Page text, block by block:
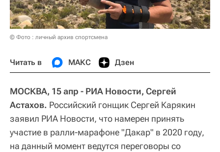
© Фото : личный архив спортсмена
Читать в МАКС Дзен
МОСКВА, 15 апр - РИА Новости, Сергей
Астахов. Российский гонщик Сергей Карякин
заявил РИА Новости, что намерен принять
участие в ралли-марафоне "Дакар" в 2020 году,
на данный момент ведутся переговоры со